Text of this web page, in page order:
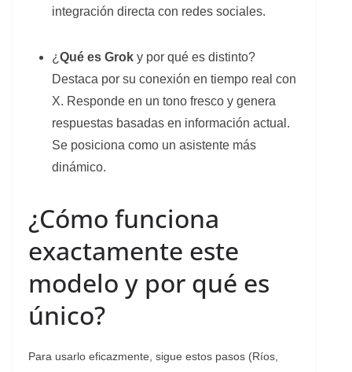
integración directa con redes sociales.
¿ Qué es Grok y por qué es distinto?
Destaca por su conexión en tiempo real con
X. Responde en un tono fresco y genera
respuestas basadas en información actual.
Se posiciona como un asistente más
dinámico.
¿Cómo funciona
exactamente este
modelo y por qué es
único?
Para usarlo eficazmente, sigue estos pasos (Ríos,